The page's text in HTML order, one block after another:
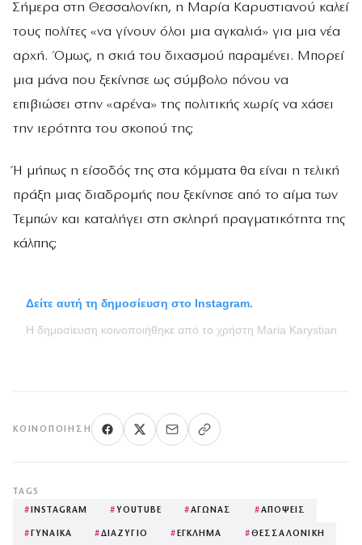
Σήμερα στη Θεσσαλονίκη, η Μαρία Καρυστιανού καλεί
τους πολίτες «να γίνουν όλοι μια αγκαλιά» για μια νέα
αρχή. Όμως, η σκιά του διχασμού παραμένει. Μπορεί
μια μάνα που ξεκίνησε ως σύμβολο πόνου να
επιβιώσει στην «αρένα» της πολιτικής χωρίς να χάσει
την ιερότητα του σκοπού της;
Ή μήπως η είσοδός της στα κόμματα θα είναι η τελική
πράξη μιας διαδρομής που ξεκίνησε από το αίμα των
Τεμπών και καταλήγει στη σκληρή πραγματικότητα της
κάλπης;
Δείτε αυτή τη δημοσίευση στο Instagram.
Η δημοσίευση κοινοποιήθηκε από το χρήστη Maria Karystianou
ΚΟΙΝΟΠΟΊΗΣΗ
TAGS
# INSTAGRAM # YOUTUBE #ΑΓΩΝΑΣ #ΑΠΟΨΕΙΣ
# ΓΥΝΑΙΚΑ #ΔΙΑΖΥΓΙΟ # ΕΓΚΛΗΜΑ #ΘΕΣΣΑΛΟΝΙΚΗ